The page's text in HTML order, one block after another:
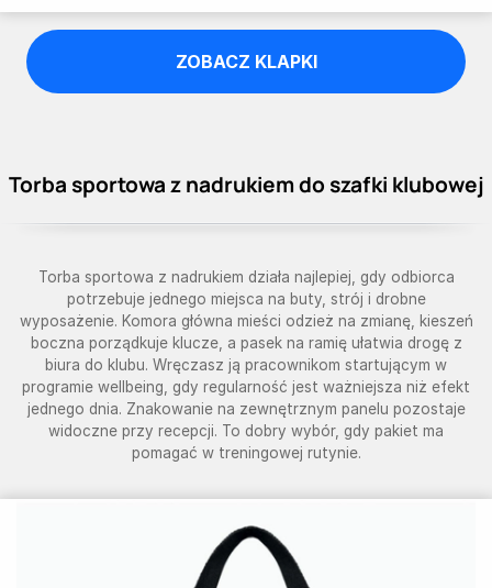
ZOBACZ KLAPKI
Torba sportowa z nadrukiem do szafki klubowej
Torba sportowa z nadrukiem działa najlepiej, gdy odbiorca
potrzebuje jednego miejsca na buty, strój i drobne
wyposażenie. Komora główna mieści odzież na zmianę, kieszeń
boczna porządkuje klucze, a pasek na ramię ułatwia drogę z
biura do klubu. Wręczasz ją pracownikom startującym w
programie wellbeing, gdy regularność jest ważniejsza niż efekt
jednego dnia. Znakowanie na zewnętrznym panelu pozostaje
widoczne przy recepcji. To dobry wybór, gdy pakiet ma
pomagać w treningowej rutynie.